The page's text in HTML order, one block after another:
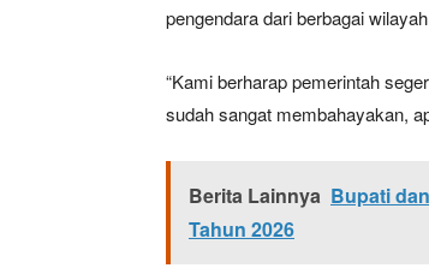
pengendara dari berbagai
“Kami berharap pemerintah
sudah sangat membahayakan,
Berita Lainnya Bupati
Tahun 2026